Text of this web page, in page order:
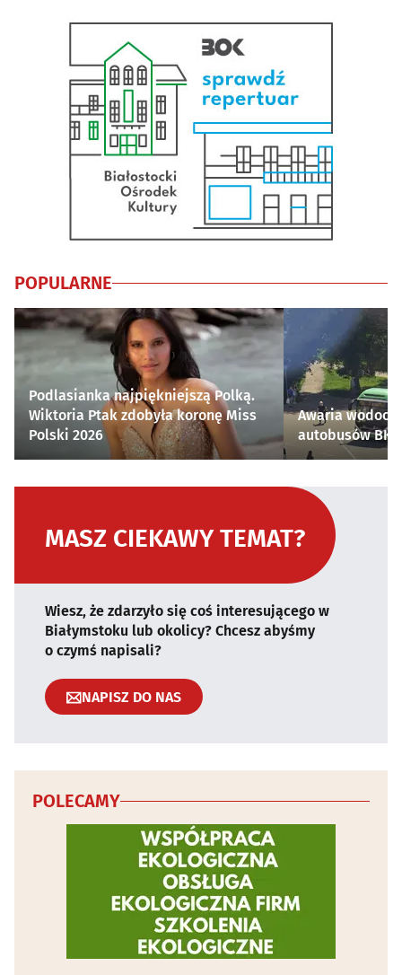
POPULARNE
Podlasianka najpiękniejszą Polką.
Wiktoria Ptak zdobyła koronę Miss
Polski 2026
Awaria
autobusów
MASZ CIEKAWY TEMAT?
Wiesz, że zdarzyło się coś interesującego w
Białymstoku lub okolicy? Chcesz abyśmy
o czymś napisali?
NAPISZ DO NAS
POLECAMY